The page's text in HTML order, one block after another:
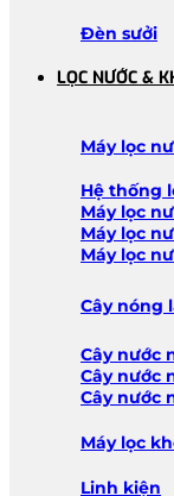
Đèn sưởi
LỌC NƯỚC &
Máy lọc
Hệ thống
Máy lọc
Máy lọc
Máy lọc
Cây nóng
Cây nước
Cây nước
Cây nước
Máy lọc
Linh kiện